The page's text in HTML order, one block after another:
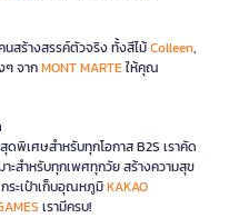
นสร้างสรรค์ตัวจริง ทั้งสีไม้Colleen,
ๆ จากMONT MARTEให้คุณ
พิเศษสำหรับทุกโอกาส B2S เราคัด
าะสำหรับทุกเพศทุกวัย สร้างความสุข
ระเป๋าเก็บอุณหภูมิKAKAO
เรามีครบ!